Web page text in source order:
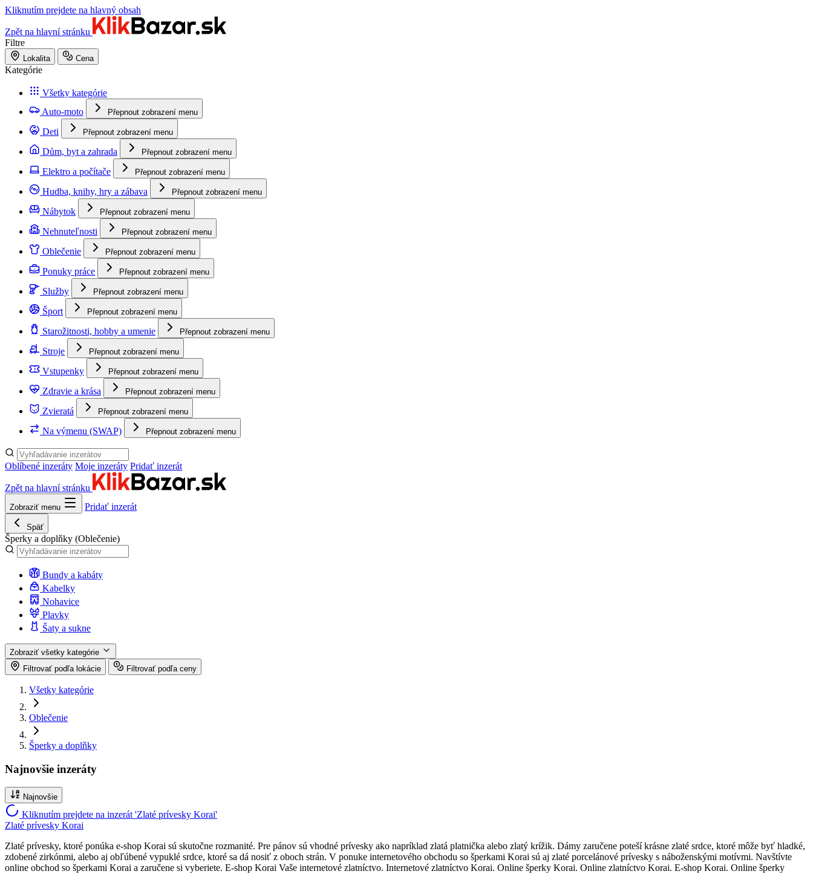
Kliknutím prejdete na hlavný obsah
Zpět na hlavní stránku
Filtre
Lokalita Cena
Kategórie
Všetky kategórie
Auto-moto
Přepnout zobrazení menu
Deti Přepnout zobrazení menu
Dům, byt a zahrada Přepnout zobrazení menu
Elektro a počítače Přepnout zobrazení menu
Hudba, knihy, hry a zábava Přepnout zobrazení menu
Nábytok Přepnout zobrazení menu
Nehnuteľnosti Přepnout zobrazení menu
Oblečenie Přepnout zobrazení menu
Ponuky práce Přepnout zobrazení menu
Služby Přepnout zobrazení menu
Šport Přepnout zobrazení menu
Starožitnosti, hobby a umenie Přepnout zobrazení menu
Stroje Přepnout zobrazení menu
Vstupenky Přepnout zobrazení menu
Zdravie a krása Přepnout zobrazení menu
Zvieratá Přepnout zobrazení menu
Na výmenu (SWAP) Přepnout zobrazení menu
Oblíbené inzeráty Moje inzeráty Pridať inzerát
Zpět na hlavní stránku
Zobraziť menu Pridať inzerát
Späť
Šperky a doplňky (Oblečenie)
Bundy a kabáty
Kabelky
Nohavice
Plavky
Šaty a sukne
Zobraziť všetky kategórie
Filtrovať podľa lokácie
Filtrovať podľa ceny
Všetky kategórie
Oblečenie
Šperky a doplňky
Najnovšie inzeráty
Najnovšie
Kliknutím prejdete na inzerát 'Zlaté prívesky Korai'
Zlaté prívesky Korai
Zlaté prívesky, ktoré ponúka e-shop Korai sú skutočne rozmanité. Pre pánov sú vhodné prívesky ako napríklad zlatá platnička alebo zlatý krížik. Dámy zaručene poteší krásne zlaté srdce, ktoré môže byť hladké,
zdobené zirkónmi, alebo aj obľúbené vypuklé srdce, ktoré sa dá nosiť z oboch strán. V ponuke internetového obchodu so šperkami Korai sú aj zlaté porcelánové prívesky s náboženskými motívmi. Navštívte
online obchod so šperkami Korai a zaručene si vyberiete. E-shop Korai Vaše internetové zlatníctvo. Internetové zlatníctvo Korai. Online šperky Korai. Online zlatníctvo Korai. E-shop Korai. Online šperky